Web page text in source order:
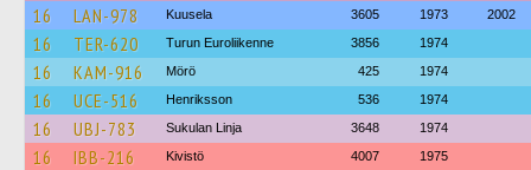
16 LAN-978 Kuusela 3605 1973 2002
16 TER-620 Turun Euroliikenne 3856 1974
16 KAM-916 Mörö 425 1974
16 UCE-516 Henriksson 536 1974
16 UBJ-783 Sukulan Linja 3648 1974
16 IBB-216 Kivistö 4007 1975